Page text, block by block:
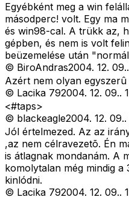
Egyébként meg a win
másodperc! volt. Egy ma
és win98-cal. A trükk az,
gépben, és nem is volt
beüzemelése után
© BiroAndras2004. 12. 09..
Azért nem olyan
© Lacika 792004. 12. 09..
<#taps>
© blackeagle2004. 12. 09..
Jól értelmezed. Az az
,az nem célravezetõ. Én
is átlagnak mondanám. A
komolytalan még mindig a
kinlódni.
© Lacika 792004. 12. 09..